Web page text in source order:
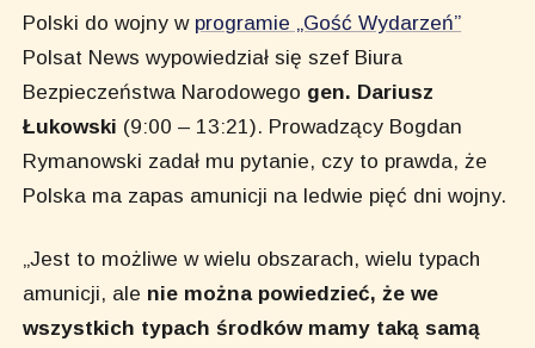
Polski do wojny w programie „Gość Wydarzeń”
Polsat News wypowiedział się szef Biura
Bezpieczeństwa Narodowego gen. Dariusz
Łukowski (9:00 – 13:21). Prowadzący Bogdan
Rymanowski zadał mu pytanie, czy to prawda, że
Polska ma zapas amunicji na ledwie pięć dni wojny.
„Jest to możliwe w wielu obszarach, wielu typach
amunicji, ale nie można powiedzieć, że we
wszystkich typach środków mamy taką samą